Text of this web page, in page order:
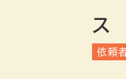
ス
依頼